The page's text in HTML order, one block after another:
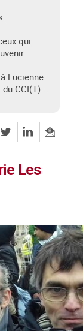
qui
Lucienne
CCI(T)
Les